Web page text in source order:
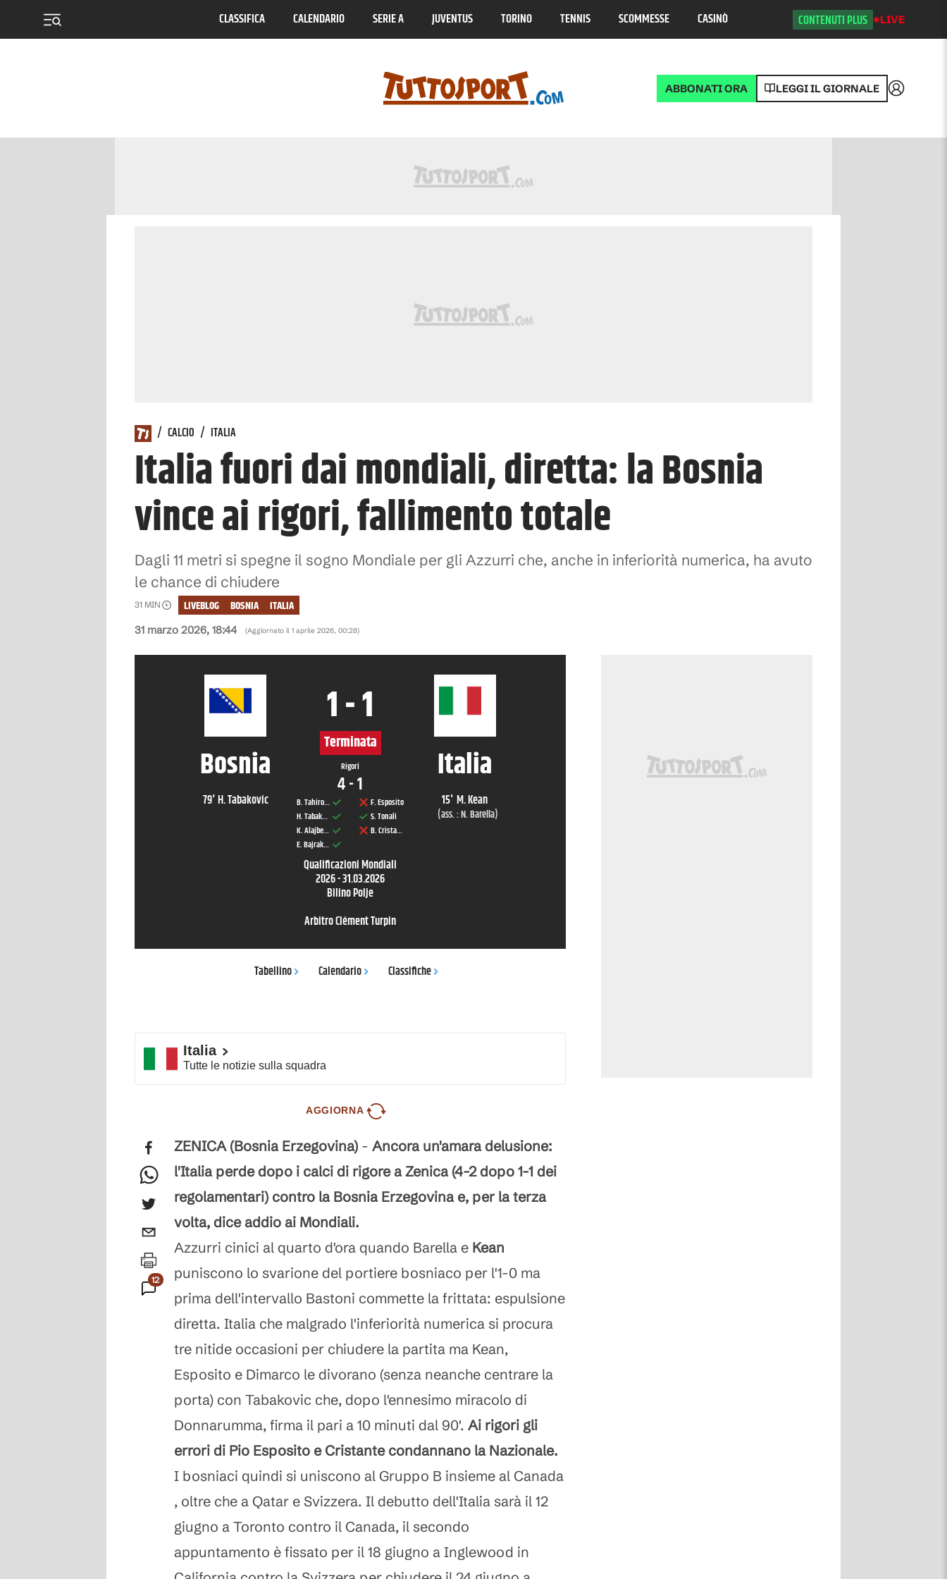
CLASSIFICA CALENDARIO SERIE A JUVENTUS TORINO TENNIS SCOMMESSE CASINÒ CONTENUTI PLUS LIVE
ABBONATI ORA LEGGI IL GIORNALE Accedi
/ CALCIO / ITALIA
Italia fuori dai mondiali, diretta: la Bosnia
vince ai rigori, fallimento totale
Dagli 11 metri si spegne il sogno Mondiale per gli Azzurri che, anche in inferiorità numerica, ha avuto
le chance di chiudere
31 marzo 2026, 18:44 (Aggiornato il 1 aprile 2026, 00:28)
31 MIN ITALIA
BOSNIA
LIVEBLOG
Bosnia
79' H. Tabakovic
Italia
15' M. Kean
(ass. :N. Barella)
1-1
Terminata
Rigori
4-1
B. Tahirovic
H. Tabakovic
K. Alajbegovic
E. Bajraktarevic
F. Esposito
S. Tonali
B. Cristante
Qualificazioni Mondiali
2026-31.03.2026
Bilino Polje
ArbitroClément Turpin
Tabellino Calendario Classifiche
Italia
Tutte le notizie sulla squadra
AGGIORNA
1236
Commenti
ZENICA (Bosnia Erzegovina) - Ancora un'amara delusione:
l'Italia perde dopo i calci di rigore a Zenica (4-2 dopo 1-1 dei
regolamentari) contro la Bosnia Erzegovina e, per la terza
volta, dice addio ai Mondiali.
Azzurri cinici al quarto d'ora quando Barella e Kean
puniscono lo svarione del portiere bosniaco per l'1-0 ma
prima dell'intervallo Bastoni commette la frittata: espulsione
diretta. Italia che malgrado l'inferiorità numerica si procura
tre nitide occasioni per chiudere la partita ma Kean,
Esposito e Dimarco le divorano (senza neanche centrare la
porta) con Tabakovic che, dopo l'ennesimo miracolo di
Donnarumma, firma il pari a 10 minuti dal 90'. Ai rigori gli
errori di Pio Esposito e Cristante condannano la Nazionale.
I bosniaci quindi si uniscono al Gruppo B insieme al Canada
, oltre che a Qatar e Svizzera. Il debutto dell'Italia sarà il 12
giugno a Toronto contro il Canada, il secondo
appuntamento è fissato per il 18 giugno a Inglewood in